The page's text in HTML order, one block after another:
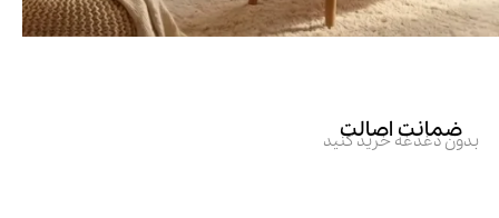
ضمانت اصالت
بدون دغدغه خرید کنید